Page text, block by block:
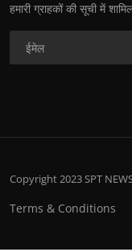
हमारी ग्राहकों की सूची में
Copyright 2023 SPT
Terms & Conditions